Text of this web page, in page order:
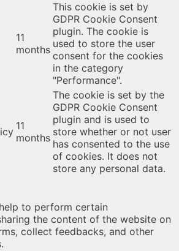
11
months
This cookie is set by
GDPR Cookie Consent
plugin. The cookie is
used to store the user
consent for the cookies
in the category
"Performance".
11
months
The cookie is set by the
GDPR Cookie Consent
plugin and is used to
store whether or not user
has consented to the use
of cookies. It does not
store any personal data.
to perform certain
the content of the website on
collect feedbacks, and other